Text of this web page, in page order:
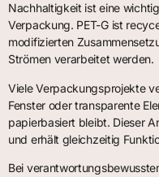
Nachhaltigkeit ist eine
Verpackung. PET-G ist
modifizierten
Strömen verarbeitet werden.
Viele Verpackungsprojekte
Fenster oder transparente
papierbasiert bleibt. Dieser
und erhält gleichzeitig
Bei